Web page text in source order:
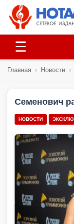
☰
Главная › Новости ›
Семенович
НОВОСТИ